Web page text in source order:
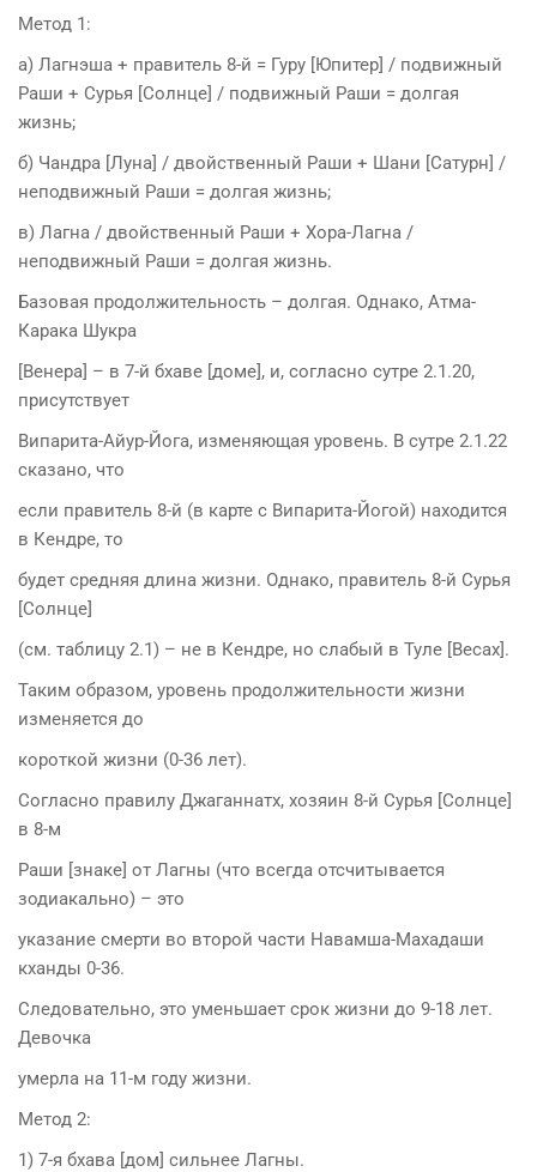
Метод 1:
а) Лагнэша + правитель 8-й = Гуру [Юпитер] / подвижный
Раши + Сурья [Солнце] / подвижный Раши = долгая
жизнь;
б) Чандра [Луна] / двойственный Раши + Шани [Сатурн] /
неподвижный Раши = долгая жизнь;
в) Лагна / двойственный Раши + Хора-Лагна /
неподвижный Раши = долгая жизнь.
Базовая продолжительность – долгая. Однако, Атма-
Карака Шукра
[Венера] – в 7-й бхаве [доме], и, согласно сутре 2.1.20,
присутствует
Випарита-Айур-Йога, изменяющая уровень. В сутре 2.1.22
сказано, что
если правитель 8-й (в карте с Випарита-Йогой) находится
в Кендре, то
будет средняя длина жизни. Однако, правитель 8-й Сурья
[Солнце]
(см. таблицу 2.1) – не в Кендре, но слабый в Туле [Весах].
Таким образом, уровень продолжительности жизни
изменяется до
короткой жизни (0-36 лет).
Согласно правилу Джаганнатх, хозяин 8-й Сурья [Солнце]
в 8-м
Раши [знаке] от Лагны (что всегда отсчитывается
зодиакально) – это
указание смерти во второй части Навамша-Махадаши
кханды 0-36.
Следовательно, это уменьшает срок жизни до 9-18 лет.
Девочка
умерла на 11-м году жизни.
Метод 2:
1) 7-я бхава [дом] сильнее Лагны.